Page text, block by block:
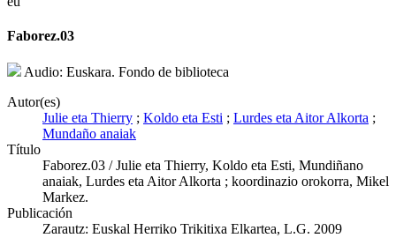
Faborez.03
Audio: Euskara. Fondo de biblioteca
Autor(es)
Julie eta Thierry ; Koldo eta Esti ; Lurdes eta Aitor Alkorta ;
Mundaño anaiak
Título
Faborez.03 / Julie eta Thierry, Koldo eta Esti, Mundiñano
anaiak, Lurdes eta Aitor Alkorta ; koordinazio orokorra, Mikel
Markez.
Publicación
Zarautz: Euskal Herriko Trikitixa Elkartea, L.G. 2009